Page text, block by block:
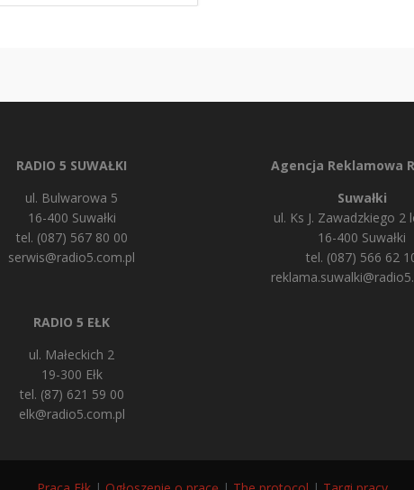
RADIO 5 SUWAŁKI
ul. Bulwarowa 5
16-400 Suwałki
tel. (087) 567 80 00
serwis@radio5.com.pl
RADIO 5 EŁK
ul. Małeckich 2
19-300 Ełk
tel. (87) 621 59 00
elk@radio5.com.pl
Agencja Reklamowa
Suwałki
ul. Ks J. Zawadzkiego 2
16-400 Suwałki
tel. (087) 566 62